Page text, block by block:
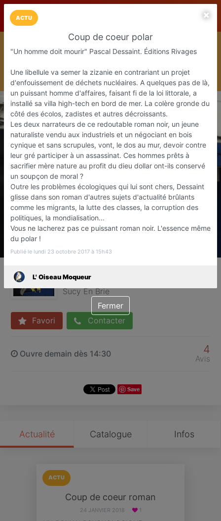
LaCarte Play Store
Installez l'App LaCarte
Téléchargez gratuitement l'app LaCarte pour suivre vos
Télécharger Plus tard
Librairie
Sucy En Brie
Favori Contacter
Ouvre demain dès 14:30 4
Avis
Save
Actualité Catalogue Infos
ACTU
Coup de coeur roman
24 JANVIER 2018 1
ACTU
Coup de coeur polar
"Un homme doit mourir" Pascal Dessaint. Éditions Rivages
Une libellule va semer la zizanie en contrariant un projet
d'enfouissement de déchets nucléaires. A quelques pas de là,
un puissant homme d'affaires, faisant fi de la loi littorale, a
installé sa villa high-tech en bord de mer. La colère gronde du
côté des écolos, zadistes et autres décroissants.
Les deux narrateurs de ce redoutable roman noir, un jeune
naturaliste vendu aux industriels et un négociant en bois
cynique et sans scrupules, vont, le dos au mur, devoir contre
leur gré participer à un assassinat. Ces hommes prêts à
sacrifier mère nature au profit du dieu dollar ont-ils conservé
un soupçon de moral ?
Outre les problèmes écologiques qui lui sont chers, Dessaint
glisse dans son roman d'autres sujets d'actualité brûlants
comme les migrants, la lutte des classes, la corruption des
politiques, la mondialisation...
Vous ne lacherez pas ce puissant roman noir. L'essence même
du polar !
Publié le lundi 23 octobre 2017 à 15h43
L' Oiseau Moqueur
Fermer